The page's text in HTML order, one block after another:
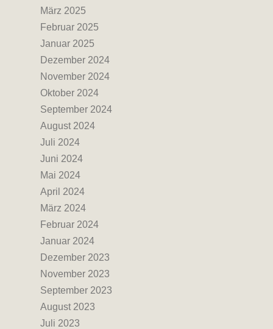
März 2025
Februar 2025
Januar 2025
Dezember 2024
November 2024
Oktober 2024
September 2024
August 2024
Juli 2024
Juni 2024
Mai 2024
April 2024
März 2024
Februar 2024
Januar 2024
Dezember 2023
November 2023
September 2023
August 2023
Juli 2023